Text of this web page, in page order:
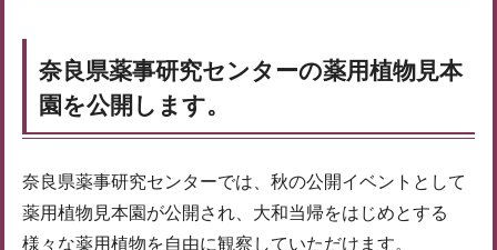
奈良県薬事研究センターの薬用植物見本
園を公開します。
奈良県薬事研究センターでは、秋の公開イベントとして
薬用植物見本園が公開され、大和当帰をはじめとする
様々な薬用植物を自由に観察していただけます。